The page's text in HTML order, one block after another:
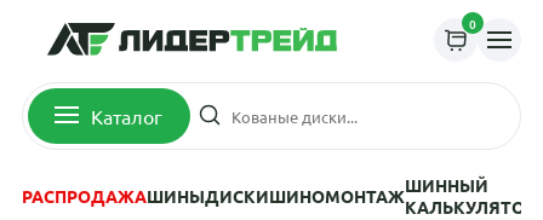
0
Каталог
РАСПРОДАЖАШИНЫДИСКИШИНОМОНТАЖШИННЫЙ
КАЛЬКУЛЯТОР